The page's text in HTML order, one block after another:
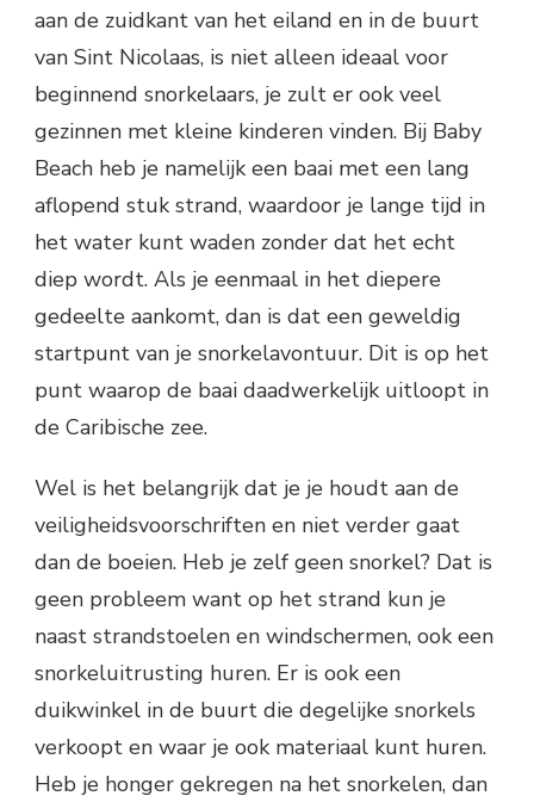
aan de zuidkant van het eiland en in de buurt
van Sint Nicolaas, is niet alleen ideaal voor
beginnend snorkelaars, je zult er ook veel
gezinnen met kleine kinderen vinden. Bij Baby
Beach heb je namelijk een baai met een lang
aflopend stuk strand, waardoor je lange tijd in
het water kunt waden zonder dat het echt
diep wordt. Als je eenmaal in het diepere
gedeelte aankomt, dan is dat een geweldig
startpunt van je snorkelavontuur. Dit is op het
punt waarop de baai daadwerkelijk uitloopt in
de Caribische zee.
Wel is het belangrijk dat je je houdt aan de
veiligheidsvoorschriften en niet verder gaat
dan de boeien. Heb je zelf geen snorkel? Dat is
geen probleem want op het strand kun je
naast strandstoelen en windschermen, ook een
snorkeluitrusting huren. Er is ook een
duikwinkel in de buurt die degelijke snorkels
verkoopt en waar je ook materiaal kunt huren.
Heb je honger gekregen na het snorkelen, dan